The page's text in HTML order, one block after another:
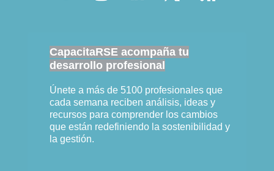
CapacitaRSE acompaña tu
desarrollo profesional
Únete a más de 5100 profesionales que
cada semana reciben análisis, ideas y
recursos para comprender los cambios
que están redefiniendo la sostenibilidad y
la gestión.